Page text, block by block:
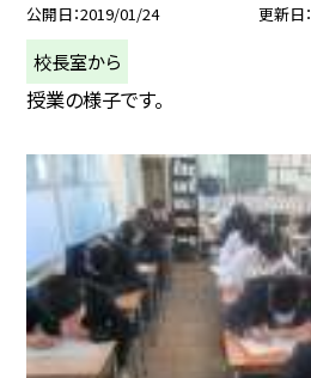
公開日 2019/01/24 更新日
校長室から
授業の様子です。